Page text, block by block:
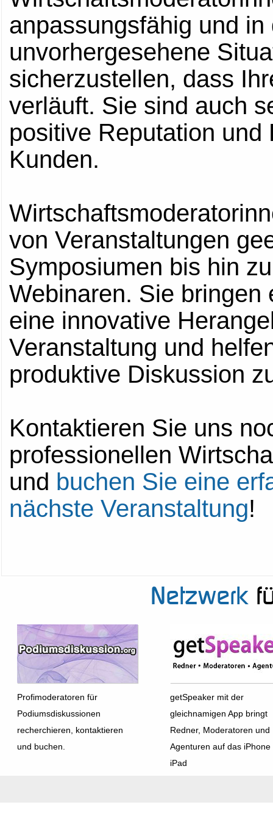
anpassungsfähig und in
unvorhergesehene
sicherzustellen, dass
verläuft. Sie sind auch
positive Reputation
Kunden.
von Veranstaltungen
Symposiumen bis hin
Webinaren. Sie bringen
eine innovative
Veranstaltung und
produktive Diskussion
Kontaktieren Sie uns
professionellen
und buchen Sie eine
nächste Veranstaltung!
Netzwerk
Profimoderatoren für
Podiumsdiskussionen
recherchieren, kontaktieren
und buchen.
getSpeaker mit der
gleichnamigen App bringt
Redner, Moderatoren und
Agenturen auf das iPhone
iPad